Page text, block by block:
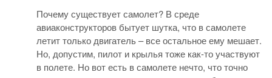
Почему существует самолет? В среде
авиаконструкторов бытует шутка, что в самолете
летит только двигатель – все остальное ему мешает.
Но, допустим, пилот и крылья тоже как-то участвуют
в полете. Но вот есть в самолете нечто, что точно